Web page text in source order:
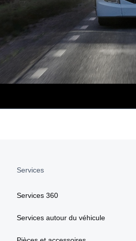
Services
Services 360
Services autour du véhicule